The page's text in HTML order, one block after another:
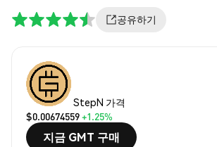
공유하기
StepN 가격
$0.00674559+1.25%
지금 GMT 구매